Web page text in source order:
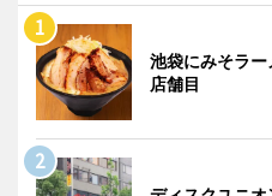
池袋にみそラ
店舗目